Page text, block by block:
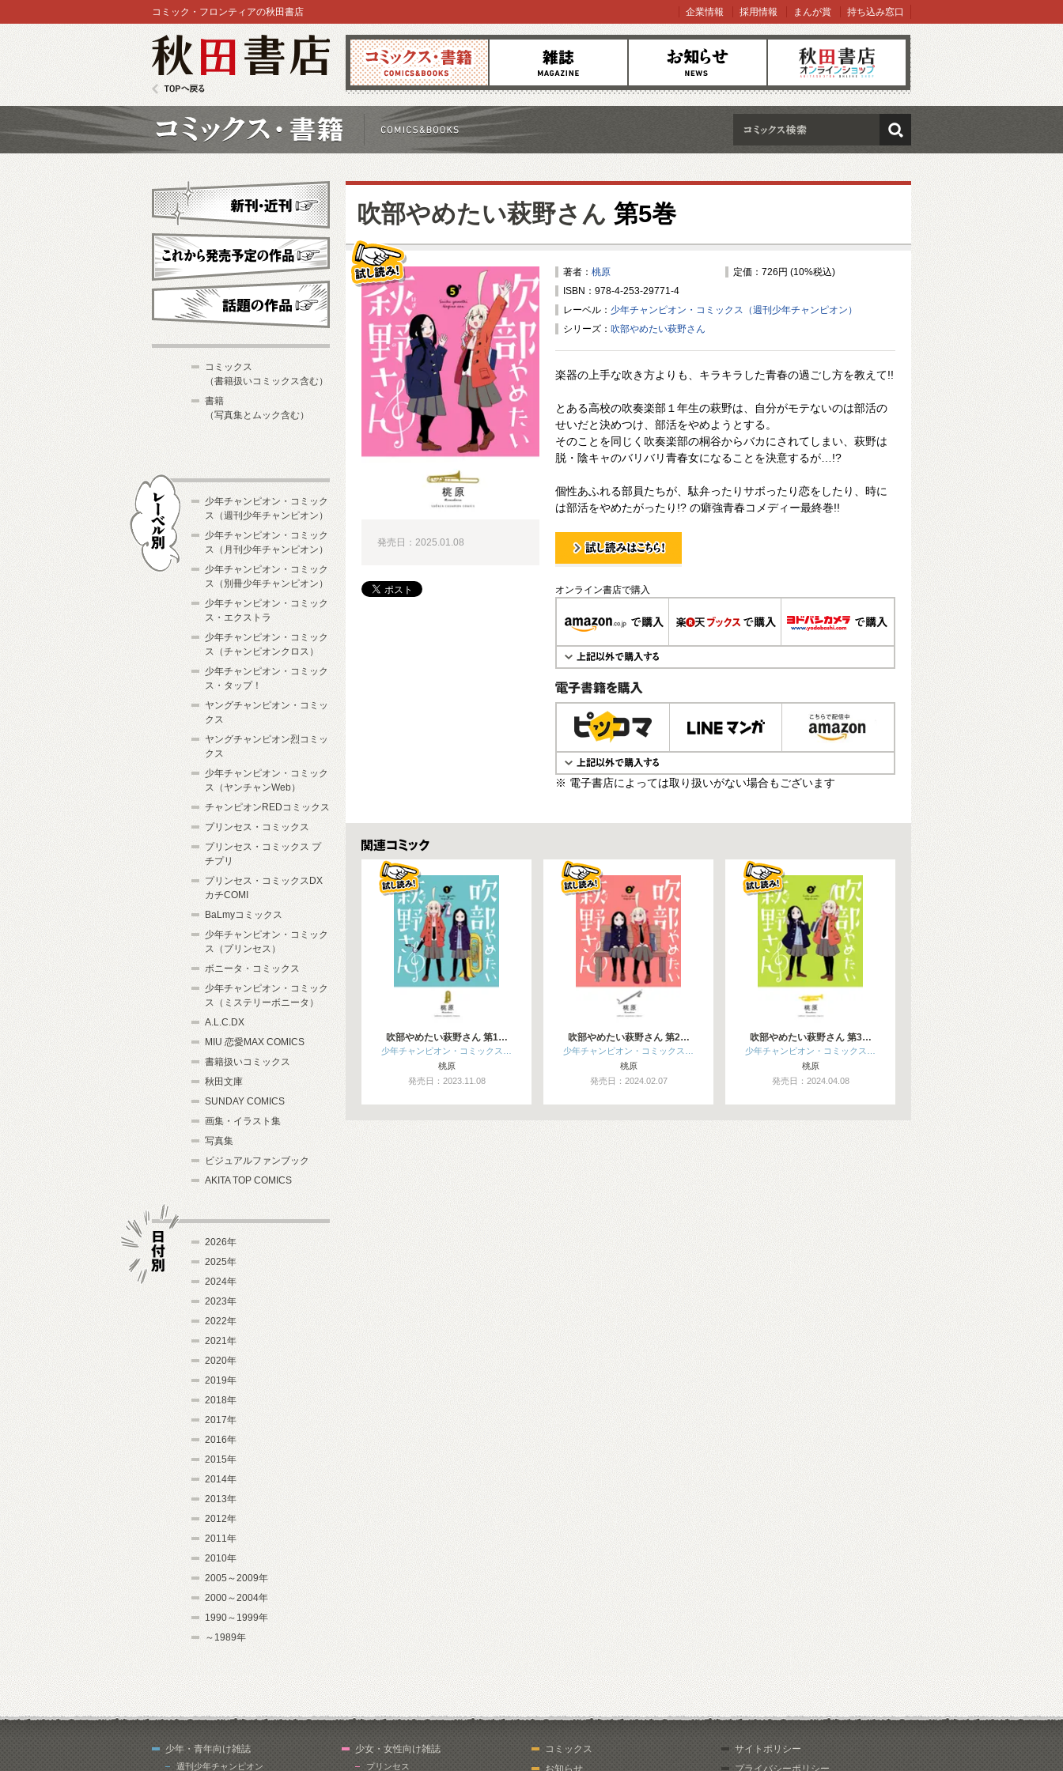
コミックス 雑誌 お知らせ オンラインショップ
コミック・フロンティアの秋田書店 企業情報 採用情報 まんが賞 持ち込み窓口
検索
吹部やめたい萩野さん 第5巻
著者： 桃原
定価：726円 (10%税込)
ISBN：978-4-253-29771-4
レーベル： 少年チャンピオン・コミックス（週刊少年チャンピオン）
シリーズ： 吹部やめたい萩野さん
楽器の上手な吹き方よりも、キラキラした青春の過ごし方を教えて!!
とある高校の吹奏楽部１年生の萩野は、自分がモテないのは部活の
せいだと決めつけ、部活をやめようとする。
そのことを同じく吹奏楽部の桐谷からバカにされてしまい、萩野は
脱・陰キャのバリバリ青春女になることを決意するが…!?
個性あふれる部員たちが、駄弁ったりサボったり恋をしたり、時に
は部活をやめたがったり!? の癖強青春コメディー最終巻!!
試し読み！
オンライン書店で購入
電子書籍で購入
※ 電子書店によっては取り扱いがない場合もございます
発売日：2025.01.08
関連コミックス
吹部やめたい萩野さん 第1…
少年チャンピオン・コミックス…
桃原
発売日：2023.11.08
吹部やめたい萩野さん 第2…
少年チャンピオン・コミックス…
桃原
発売日：2024.02.07
吹部やめたい萩野さん 第3…
少年チャンピオン・コミックス…
桃原
発売日：2024.04.08
新刊・近刊
これから発売予定
コミックス
（書籍扱いコミックス含む）
書籍
（写真集とムック含む）
少年チャンピオン・コミック
ス（週刊少年チャンピオン）
少年チャンピオン・コミック
ス（月刊少年チャンピオン）
少年チャンピオン・コミック
ス（別冊少年チャンピオン）
少年チャンピオン・コミック
ス・エクストラ
少年チャンピオン・コミック
ス（チャンピオンクロス）
少年チャンピオン・コミック
ス・タップ！
ヤングチャンピオン・コミッ
クス
ヤングチャンピオン烈コミッ
クス
少年チャンピオン・コミック
ス（ヤンチャンWeb）
チャンピオンREDコミックス
プリンセス・コミックス
プリンセス・コミックス プ
チプリ
プリンセス・コミックスDX
カチCOMI
BaLmyコミックス
少年チャンピオン・コミック
ス（プリンセス）
ボニータ・コミックス
少年チャンピオン・コミック
ス（ミステリーボニータ）
A.L.C.DX
MIU 恋愛MAX COMICS
書籍扱いコミックス
秋田文庫
SUNDAY COMICS
画集・イラスト集
写真集
ビジュアルファンブック
AKITA TOP COMICS
2026年
2025年
2024年
2023年
2022年
2021年
2020年
2019年
2018年
2017年
2016年
2015年
2014年
2013年
2012年
2011年
2010年
2005～2009年
2000～2004年
1990～1999年
～1989年
少年・青年向け雑誌
週刊少年チャンピオン
少女・女性向け雑誌
プリンセス
コミックス
お知らせ
サイトポリシー
プライバシーポリシー